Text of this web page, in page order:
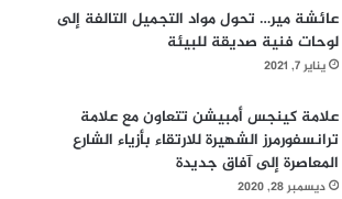
عائشة مير… تحول مواد التجميل التالفة إلى
لوحات فنية صديقة للبيئة
يناير 7, 2021
علامة كينجس أمبيشن تتعاون مع علامة
ترانسفورمرز الشهيرة للارتقاء بأزياء الشارع
المعاصرة إلى آفاق جديدة
ديسمبر 28, 2020